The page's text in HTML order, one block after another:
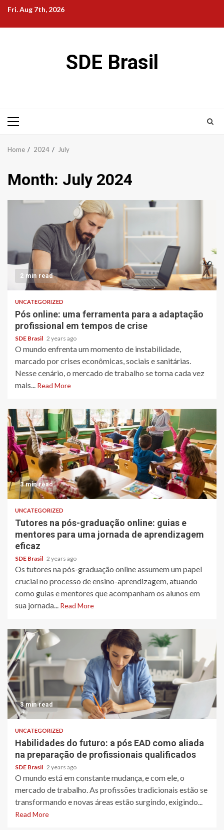
Skip
content
Fri. Aug 7th, 2026
SDE Brasil
Primary
Home 2024 July
Month: July 2024
2 min read
UNCATEGORIZED
Pós online: uma ferramenta para a adaptação
profissional em tempos de crise
SDE Brasil 2 years ago
O mundo enfrenta um momento de instabilidade,
marcado por crises econômicas, sociais e sanitárias.
Nesse cenário, o mercado de trabalho se torna cada vez
mais... Read More
3 min read
UNCATEGORIZED
Tutores na pós-graduação online: guias e
mentores para uma jornada de aprendizagem
eficaz
SDE Brasil 2 years ago
Os tutores na pós-graduação online assumem um papel
crucial no processo de ensino-aprendizagem, atuando
como guias e mentores que acompanham os alunos em
sua jornada... Read More
3 min read
UNCATEGORIZED
Habilidades do futuro: a pós EAD como aliada
na preparação de profissionais qualificados
SDE Brasil 2 years ago
O mundo está em constante mudança, e com ele, o
mercado de trabalho. As profissões tradicionais estão se
transformando e novas áreas estão surgindo, exigindo...
Read More